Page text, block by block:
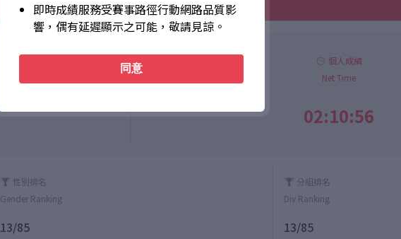
個人成績
Net Time
02:10:56
性別排名
Gender Ranking
13/85
分組排名
Div Ranking
13/85
即時成績服務受賽事路徑行動網路品質影
響，偶有延遲顯示之可能，敬請見諒。
同意